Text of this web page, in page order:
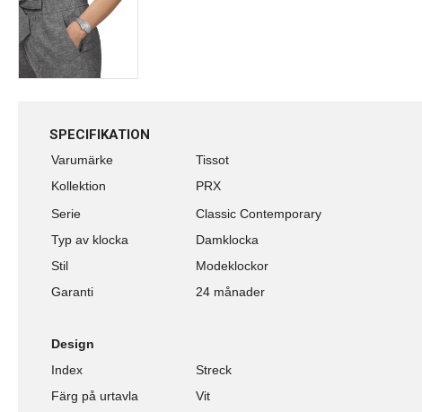
SPECIFIKATION
Varumärke
Tissot
Kollektion
PRX
Serie
Classic Contemporary
Typ av klocka
Damklocka
Stil
Modeklockor
Garanti
24 månader
Design
Index
Streck
Färg på urtavla
Vit